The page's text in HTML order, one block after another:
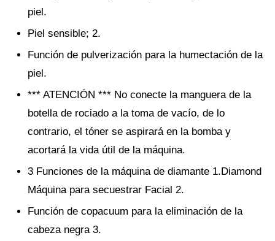
piel.
Piel sensible; 2.
Función de pulverización para la humectación de la
piel.
*** ATENCIÓN *** No conecte la manguera de la
botella de rociado a la toma de vacío, de lo
contrario, el tóner se aspirará en la bomba y
acortará la vida útil de la máquina.
3 Funciones de la máquina de diamante 1.Diamond
Máquina para secuestrar Facial 2.
Función de copacuum para la eliminación de la
cabeza negra 3.